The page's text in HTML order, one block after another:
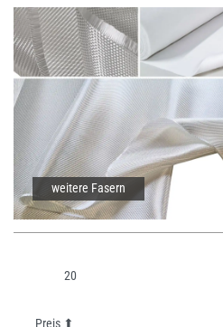
weitere Fasern